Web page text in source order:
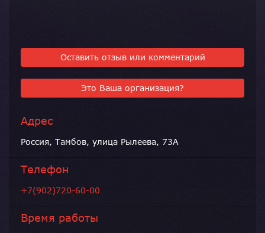
Оставить отзыв или комментарий
Это Ваша организация?
Адрес
Россия, Тамбов, улица Рылеева, 73А
Телефон
+7(902)720-60-00
Время работы